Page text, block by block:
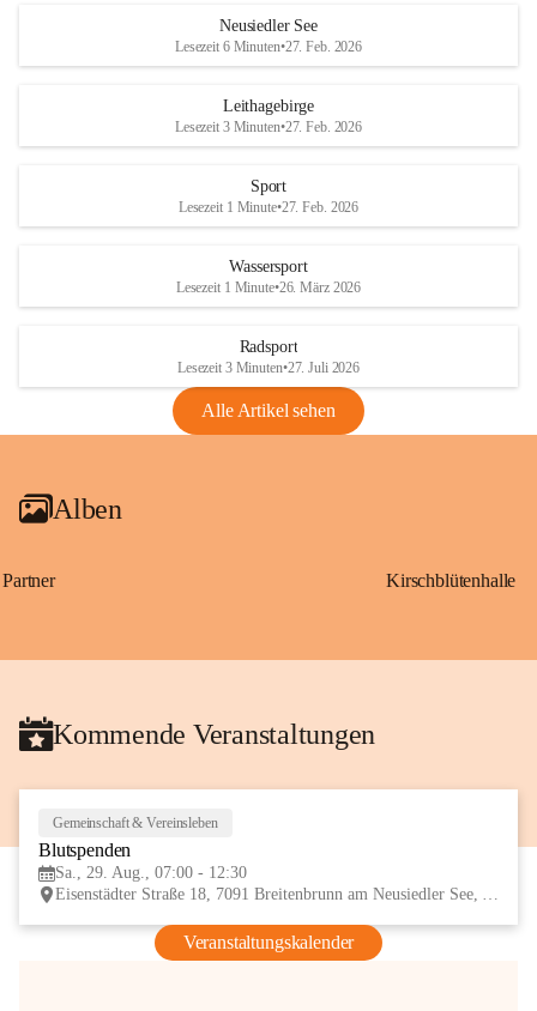
S
und den daraus folgenden wirtschaftlichen
Maßnahmen zur Bekämpfung
Rebe und der Amerikanischen
Anhang VBl. EU Nr. 18
1 Seite•1,4 MB
VBl. EU Nr. 18_2026
r
S
Neusiedler See
Lesezeit 6 Minuten•27. Feb. 2026
Leithagebirge
Lesezeit 3 Minuten•27. Feb. 2026
Sport
Lesezeit 1 Minute•27. Feb. 2026
Wassersport
Lesezeit 1 Minute•26. März 2026
Radsport
Lesezeit 3 Minuten•27. Juli 2026
Alle Artikel sehen
Alben
Partner Kirschblütenhalle
Kommende Veranstaltungen
Gemeinschaft & Vereinsleben
Blutspenden
Sa., 29. Aug., 07:00 - 12:30
Eisenstädter Straße 18, 7091 Breitenbrunn am Neusiedler See, AUT
Veranstaltungskalender